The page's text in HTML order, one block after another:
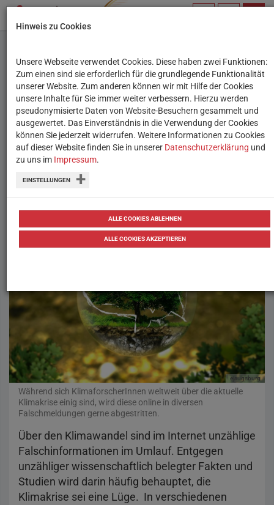
Mit Fakten gegen
Klimawandel-Fakes
Kostenfreies Unterrichtsmaterial, um
das Fake News-Problem rund um den
Klimawandel zu thematisieren.
ejaugsburg
Während sich KlimaforscherInnen weltweit über die aktuelle
Klimakrise einig sind, wird diese online in diversen
Falschmeldungen gerne abgestritten.
Über den Klimawandel sind im Internet unzählige
Falschinformationen im Umlauf. Entgegen
unzähliger wissenschaftlich belegter Fakten und
Studien wird darin häufig behauptet, die
Klimakrise sei eine Lüge. In verschiedenen
Hinweis zu Cookies
Unsere Webseite verwendet Cookies. Diese haben zwei Funktionen:
Zum einen sind sie erforderlich für die grundlegende Funktionalität
unserer Website. Zum anderen können wir mit Hilfe der Cookies
unsere Inhalte für Sie immer weiter verbessern. Hierzu werden
pseudonymisierte Daten von Website-Besuchern gesammelt und
ausgewertet. Das Einverständnis in die Verwendung der Cookies
können Sie jederzeit widerrufen. Weitere Informationen zu Cookies
auf dieser Website finden Sie in unserer Datenschutzerklärung und
zu uns im Impressum.
EINSTELLUNGEN
ALLE COOKIES ABLEHNEN
ALLE COOKIES AKZEPTIEREN